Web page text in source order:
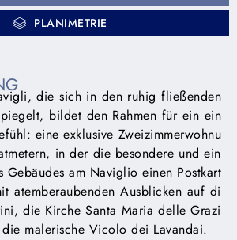
PLANIMETRIE
die sich in den ruhig fließenden
bildet den Rahmen für ein ein
eine exklusive Zweizimmerwohnu
in der die besondere und ein
Gebäudes am Naviglio einen Postkart
atemberaubenden Ausblicken auf di
die Kirche Santa Maria delle Grazi
malerische Vicolo dei Lavandai.